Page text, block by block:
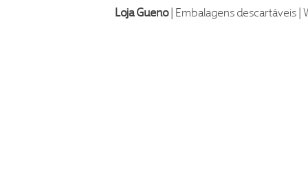
Loja Gueno| Embalagens descartáveis |